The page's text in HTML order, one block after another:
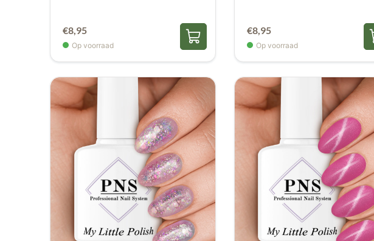
€8,95
Op voorraad
€8,95
Op voorraad